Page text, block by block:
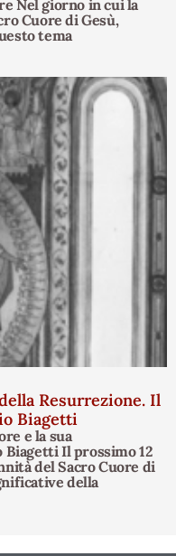
Nel giorno in cui la
Cuore di Gesù,
tema
Resurrezione. Il
Biagetti
e la sua
Il prossimo 12
del Sacro Cuore di
della